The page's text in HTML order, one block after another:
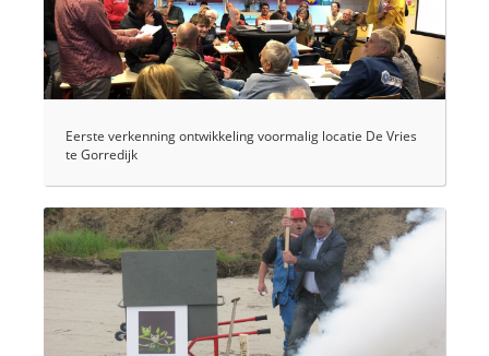
Eerste verkenning ontwikkeling voormalig locatie De Vries
te Gorredijk